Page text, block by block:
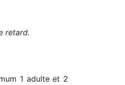
retard.
1 adulte et 2